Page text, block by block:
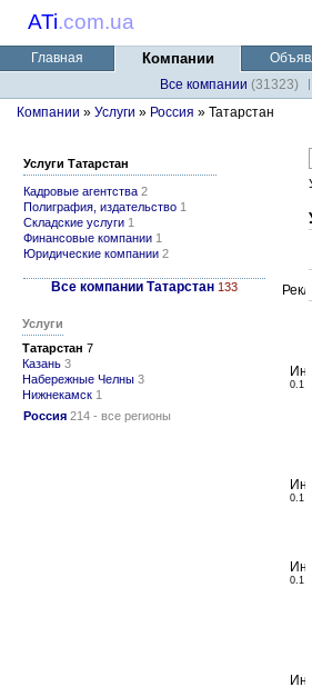
ATi.com.ua
Главная Компании
Все компании (31323)
Компании » Услуги » Россия » Татарстан
Услуги Татарстан
Кадровые агентства 2
Полиграфия, издательство 1
Складские услуги 1
Финансовые компании 1
Юридические компании 2
Все компании Татарстан 133
Услуги
Татарстан 7
Казань 3
Набережные Челны 3
Нижнекамск 1
Россия 214 - все регионы
0.1
0.1
0.1